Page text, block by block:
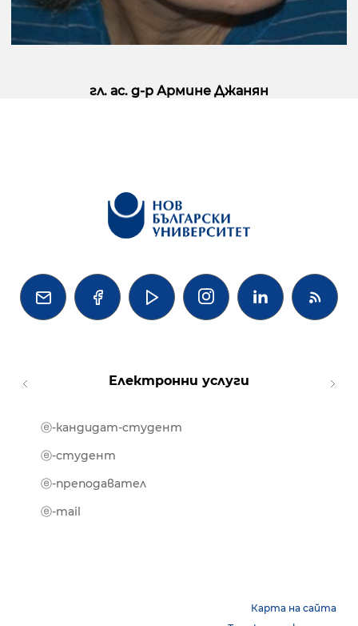
гл. ас. д-р Армине Джанян
   
Електронни услуги
ⓔ-кандидат-студент
ⓔ-студент
ⓔ-преподавател
ⓔ-mail
Карта на сайта